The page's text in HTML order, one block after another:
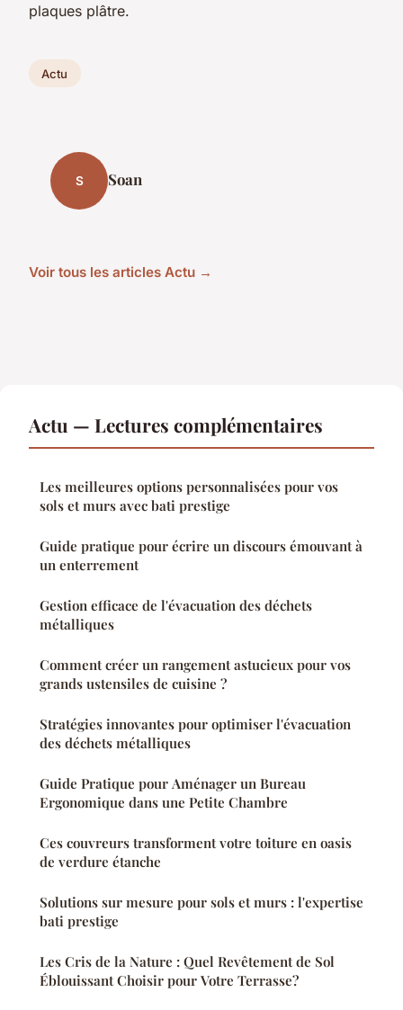
plaques plâtre.
Actu
S Soan
Voir tous les articles Actu →
Actu — Lectures complémentaires
Les meilleures options personnalisées pour vos
sols et murs avec bati prestige
Guide pratique pour écrire un discours émouvant à
un enterrement
Gestion efficace de l'évacuation des déchets
métalliques
Comment créer un rangement astucieux pour vos
grands ustensiles de cuisine ?
Stratégies innovantes pour optimiser l'évacuation
des déchets métalliques
Guide Pratique pour Aménager un Bureau
Ergonomique dans une Petite Chambre
Ces couvreurs transforment votre toiture en oasis
de verdure étanche
Solutions sur mesure pour sols et murs : l'expertise
bati prestige
Les Cris de la Nature : Quel Revêtement de Sol
Éblouissant Choisir pour Votre Terrasse?